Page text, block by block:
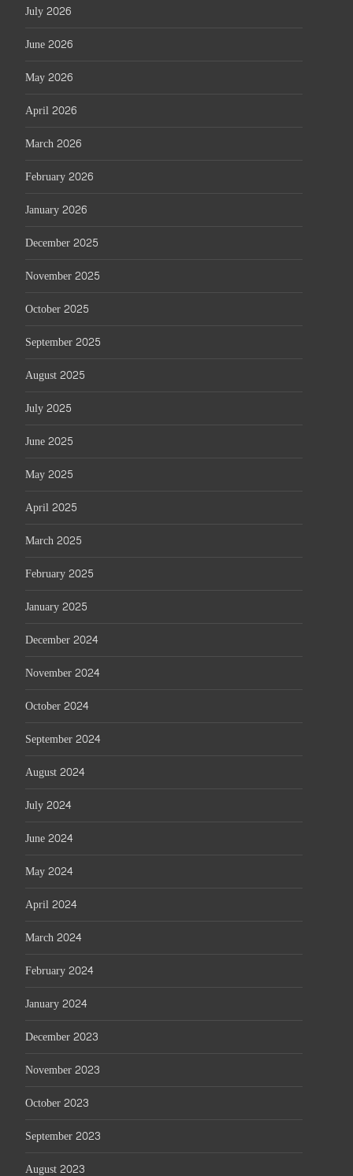
July 2026
June 2026
May 2026
April 2026
March 2026
February 2026
January 2026
December 2025
November 2025
October 2025
September 2025
August 2025
July 2025
June 2025
May 2025
April 2025
March 2025
February 2025
January 2025
December 2024
November 2024
October 2024
September 2024
August 2024
July 2024
June 2024
May 2024
April 2024
March 2024
February 2024
January 2024
December 2023
November 2023
October 2023
September 2023
August 2023